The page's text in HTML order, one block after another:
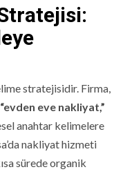
stratejisidir. Firma,
“evden eve nakliyat,”
anahtar kelimelere
nakliyat hizmeti
sürede organik